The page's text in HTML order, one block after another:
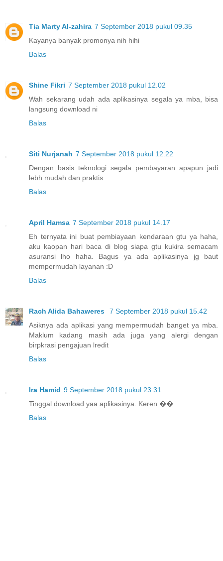
Tia Marty Al-zahira 7 September 2018 pukul 09.35
Kayanya banyak promonya nih hihi
Balas
Shine Fikri 7 September 2018 pukul 12.02
Wah sekarang udah ada aplikasinya segala ya mba, bisa
langsung download ni
Balas
Siti Nurjanah 7 September 2018 pukul 12.22
Dengan basis teknologi segala pembayaran apapun jadi
lebh mudah dan praktis
Balas
April Hamsa 7 September 2018 pukul 14.17
Eh ternyata ini buat pembiayaan kendaraan gtu ya haha,
aku kaopan hari baca di blog siapa gtu kukira semacam
asuransi lho haha. Bagus ya ada aplikasinya jg baut
mempermudah layanan :D
Balas
Rach Alida Bahaweres
7 September 2018 pukul 15.42
Asiknya ada aplikasi yang mempermudah banget ya mba.
Maklum kadang masih ada juga yang alergi dengan
birpkrasi pengajuan lredit
Balas
Ira Hamid 9 September 2018 pukul 23.31
Tinggal download yaa aplikasinya. Keren ��
Balas